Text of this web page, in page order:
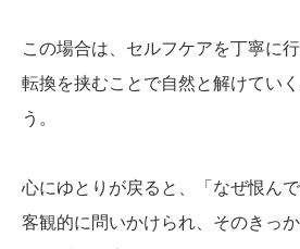
この場合は、セルフケアを丁寧に
転換を挟むことで自然と解けてい
う。
心にゆとりが戻ると、「なぜ恨ん
客観的に問いかけられ、そのきっ